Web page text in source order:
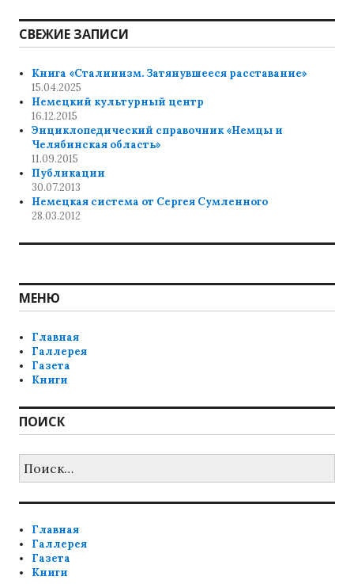
СВЕЖИЕ ЗАПИСИ
Книга «Сталинизм. Затянувшееся расставание»
15.04.2025
Немецкий культурный центр
16.12.2015
Энциклопедический справочник «Немцы и
Челябинская область»
11.09.2015
Публикации
30.07.2013
Немецкая система от Сергея Сумленного
28.03.2012
МЕНЮ
Главная
Галлерея
Газета
Книги
ПОИСК
Главная
Галлерея
Газета
Книги